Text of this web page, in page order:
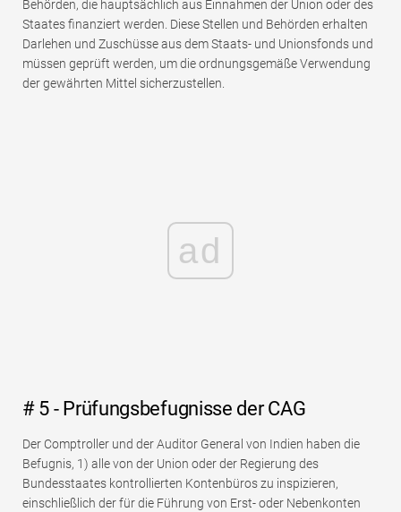
Behörden, die hauptsächlich aus Einnahmen der Union oder des
Staates finanziert werden. Diese Stellen und Behörden erhalten
Darlehen und Zuschüsse aus dem Staats- und Unionsfonds und
müssen geprüft werden, um die ordnungsgemäße Verwendung
der gewährten Mittel sicherzustellen.
ad
# 5 - Prüfungsbefugnisse der CAG
Der Comptroller und der Auditor General von Indien haben die
Befugnis, 1) alle von der Union oder der Regierung des
Bundesstaates kontrollierten Kontenbüros zu inspizieren,
einschließlich der für die Führung von Erst- oder Nebenkonten